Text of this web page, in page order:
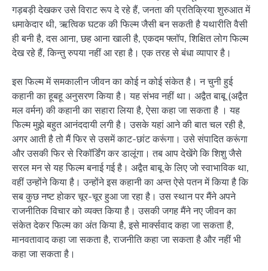
गड़बड़ी देखकर उसे विराट रूप दे रहे हैं, जनता की प्रतिक्रिया शुरुआत में
धमाकेदार थी, ऋत्विक घटक की फिल्म जैसी बन सकती है यथारीति वैसी
ही बनी है, दस आना, छह आना खाली है, एकदम फ्लॉप, शिक्षित लोग फिल्म
देख रहे हैं, किन्तु रुपया नहीं आ रहा है। एक तरह से बंधा व्यापार है।
इस फिल्म में समकालीन जीवन का कोई न कोई संकेत है। न चुनी हुई
कहानी का हूबहू अनुसरण किया है। यह संभव नहीं था। अद्वैत बाबू (अद्वैत
मल वर्मन) की कहानी का सहारा लिया है, ऐसा कहा जा सकता है । यह
फिल्म मुझे बहुत आनंददायी लगी है। उसके यहां आने की बात चल रही है,
अगर आती है तो मैं फिर से उसमें काट-छांट करूंगा। उसे संपादित करूंगा
और उसकी फिर से रिकॉर्डिंग कर डालूंगा। तब आप देखेंगे कि शिशु जैसे
सरल मन से यह फिल्म बनाई गई है। अद्वैत बाबू के लिए जो स्वाभाविक था,
वहीं उन्होंने किया है। उन्होंने इस कहानी का अन्त ऐसे पतन में किया है कि
सब कुछ नष्ट होकर चूर-चूर हुआ जा रहा है। उस स्थान पर मैंने अपने
राजनीतिक विचार को व्यक्त किया है। उसकी जगह मैंने नए जीवन का
संकेत देकर फिल्म का अंत किया है, इसे मार्क्सवाद कहा जा सकता है,
मानवतावाद कहा जा सकता है, राजनीति कहा जा सकता है और नहीं भी
कहा जा सकता है।